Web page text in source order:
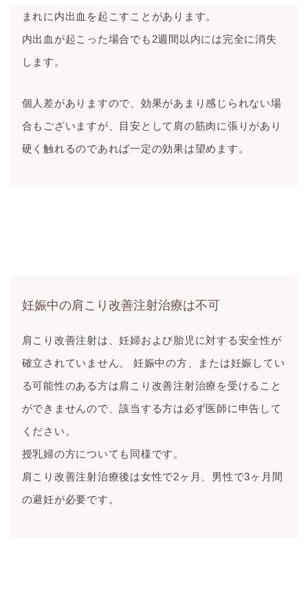
まれに内出血を起こすことがあります。
内出血が起こった場合でも2週間以内には完全に消失
します。
個人差がありますので、効果があまり感じられない場
合もございますが、目安として肩の筋肉に張りがあり
硬く触れるのであれば一定の効果は望めます。
妊娠中の肩こり改善注射治療は不可
肩こり改善注射は、妊婦および胎児に対する安全性が
確立されていません。 妊娠中の方、または妊娠してい
る可能性のある方は肩こり改善注射治療を受けること
ができませんので、該当する方は必ず医師に申告して
ください。
授乳婦の方についても同様です。
肩こり改善注射治療後は女性で2ヶ月、男性で3ヶ月間
の避妊が必要です。